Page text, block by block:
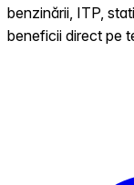
benzinării, ITP,
beneficii direct pe